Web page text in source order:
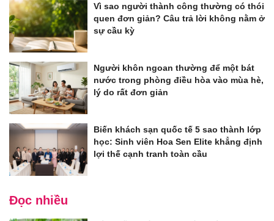
Vì sao người thành công thường có thói
quen đơn giản? Câu trả lời không nằm ở
sự cầu kỳ
Người khôn ngoan thường để một bát
nước trong phòng điều hòa vào mùa hè,
lý do rất đơn giản
Biến khách sạn quốc tế 5 sao thành lớp
học: Sinh viên Hoa Sen Elite khẳng định
lợi thế cạnh tranh toàn cầu
Đọc nhiều